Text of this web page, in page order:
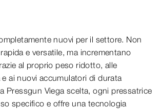
nuovi per il settore. Non
e versatile, ma incrementano
al proprio peso ridotto, alle
ai nuovi accumulatori di durata
Pressgun Viega scelta, ogni pressatrice
specifico e offre una tecnologia